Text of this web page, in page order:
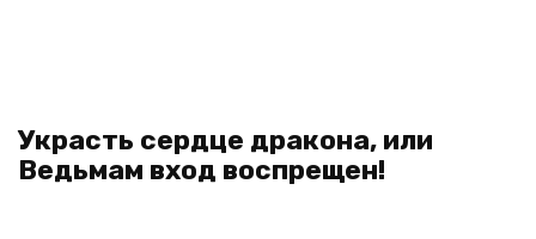
Украсть сердце дракона, или
Ведьмам вход воспрещен!